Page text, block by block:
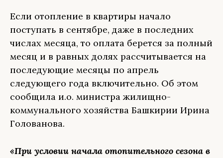
Если отопление в квартиры начало
поступать в сентябре, даже в последних
числах месяца, то оплата берется за полный
месяц и в равных долях рассчитывается на
последующие месяцы по апрель
следующего года включительно. Об этом
сообщила и.о. министра жилищно-
коммунального хозяйства Башкирии Ирина
Голованова.
«При условии начала отопительного сезона в